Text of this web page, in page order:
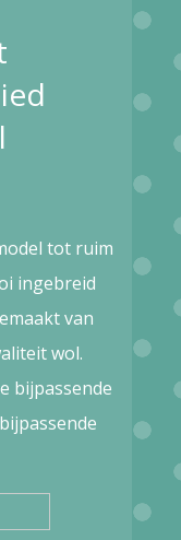
tot ruim
ingebreid
van
wol.
bijpassende